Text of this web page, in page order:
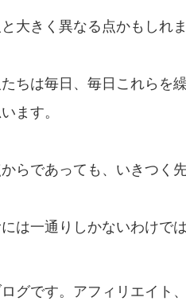
大きく異なる点かもしれま
ちは毎日、毎日これらを
ます。
らであっても、いきつく
は一通りしかないわけで
グです。アフィリエイト